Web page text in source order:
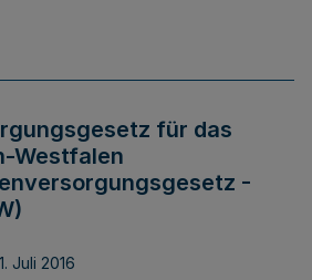
für das
Westfalen
-
Juli 2016